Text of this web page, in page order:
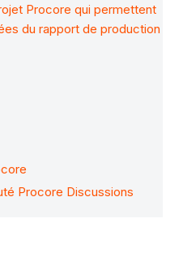
Procore qui permettent
du rapport de production
Procore Discussions